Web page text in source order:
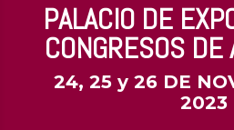
PALACIO DE
CONGRESOS DE
24, 25 y 26 DE
2023